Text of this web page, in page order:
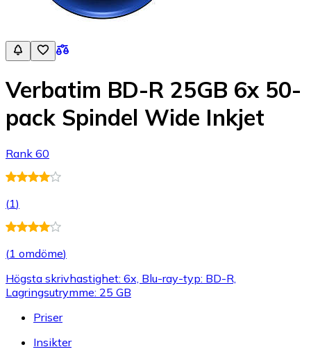
Verbatim BD-R 25GB 6x 50-
pack Spindel Wide Inkjet
Rank 60
(1)
(1 omdöme)
Högsta skrivhastighet: 6x, Blu-ray-typ: BD-R,
Lagringsutrymme: 25 GB
Priser
Insikter